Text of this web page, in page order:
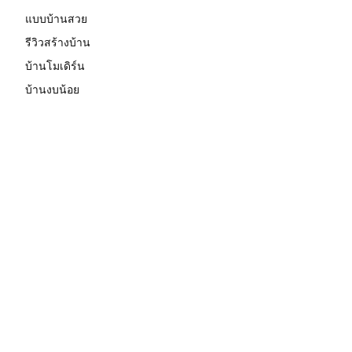
แบบบ้านสวย
รีวิวสร้างบ้าน
บ้านโมเดิร์น
บ้านงบน้อย